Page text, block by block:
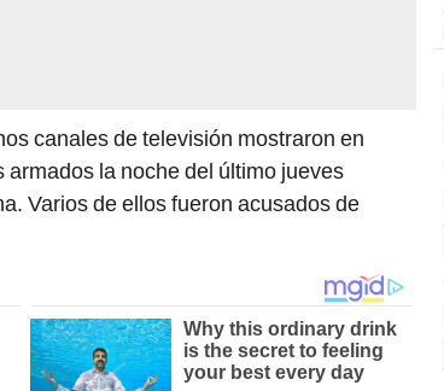
canales de televisión mostraron en
la noche del último jueves
Varios de ellos fueron acusados de